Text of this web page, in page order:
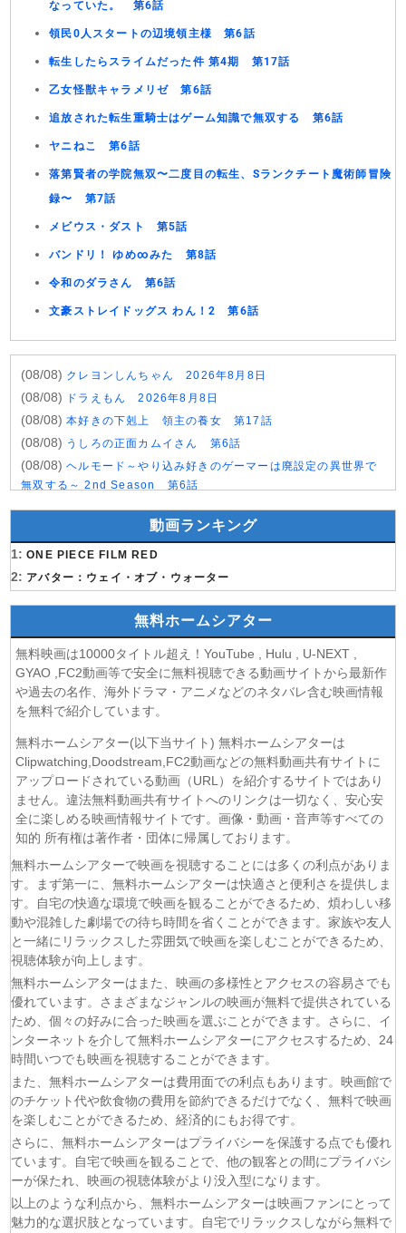
なっていた。 第6話
領民0人スタートの辺境領主様 第6話
転生したらスライムだった件 第4期 第17話
乙女怪獣キャラメリゼ 第6話
追放された転生重騎士はゲーム知識で無双する 第6話
ヤニねこ 第6話
落第賢者の学院無双〜二度目の転生、Sランクチート魔術師冒険
録〜 第7話
メビウス・ダスト 第5話
バンドリ！ ゆめ∞みた 第8話
令和のダラさん 第6話
文豪ストレイドッグス わん！2 第6話
(08/08) クレヨンしんちゃん 2026年8月8日
(08/08) ドラえもん 2026年8月8日
(08/08)本好きの下剋上 領主の養女 第17話
(08/08) うしろの正面カムイさん 第6話
(08/08)ヘルモード～やり込み好きのゲーマーは廃設定の異世界で
無双する～ 2nd Season 第6話
(08/08)晩酌の流儀５ 〜夏編〜 第6話
探偵のままでいて 第4話
(07/08)ストレンジ-伊藤潤二の夜も眠れぬ奇妙な話- 第6話
(07/08)逃げ上手の若君 第二期 第4話
うちの弟どもがすみません 第6話
(07/08)
(07/08)ここは俺に任せて先に行けと言ってから10年がたったら伝
説になっていた。 第6話
(07/08)領民0人スタートの辺境領主様 第6話
(07/08) 転生したらスライムだった件 第4期 第17話
(07/08) 金曜ロードショー 動画 2026年8月7日
(07/08)Tシャツが乾くまで 第5話
(07/08)リーガルビート ー逆転の法廷ー 第3話
(07/08)乙女怪獣キャラメリゼ 第6話
(07/08)チョッちゃん 第87話
(07/08)ひまわり 第95話
(07/08) マッサン 第19話
(07/08) 風、薫る 第95話
(07/08)夫婦と16歳〜狂気の隣人〜 第6話
(07/08)今から、親友やめようか。 第7話
(07/08)未婚詐欺 私の知らない彼の顔 第4話
(07/08)ヤニねこ 第6話
(07/08)追放された転生重騎士はゲーム知識で無双する 第6話
(06/08)
動画ランキング
1: ONE PIECE FILM RED
2: アバター：ウェイ・オブ・ウォーター
無料ホームシアター
無料映画は10000タイトル超え！YouTube , Hulu , U-NEXT ,
GYAO ,FC2動画等で安全に無料視聴できる動画サイトから最新作
や過去の名作、海外ドラマ・アニメなどのネタバレ含む映画情報
を無料で紹介しています。
無料ホームシアター(以下当サイト) 無料ホームシアターは
Clipwatching,Doodstream,FC2動画などの無料動画共有サイトに
アップロードされている動画（URL）を紹介するサイトではあり
ません。違法無料動画共有サイトへのリンクは一切なく、安心安
全に楽しめる映画情報サイトです。画像・動画・音声等すべての
知的 所有権は著作者・団体に帰属しております。
無料ホームシアターで映画を視聴することには多くの利点がありま
す。まず第一に、無料ホームシアターは快適さと便利さを提供しま
す。自宅の快適な環境で映画を観ることができるため、煩わしい移
動や混雑した劇場での待ち時間を省くことができます。家族や友人
と一緒にリラックスした雰囲気で映画を楽しむことができるため、
視聴体験が向上します。
無料ホームシアターはまた、映画の多様性とアクセスの容易さでも
優れています。さまざまなジャンルの映画が無料で提供されている
ため、個々の好みに合った映画を選ぶことができます。さらに、イ
ンターネットを介して無料ホームシアターにアクセスするため、24
時間いつでも映画を視聴することができます。
また、無料ホームシアターは費用面での利点もあります。映画館で
のチケット代や飲食物の費用を節約できるだけでなく、無料で映画
を楽しむことができるため、経済的にもお得です。
さらに、無料ホームシアターはプライバシーを保護する点でも優れ
ています。自宅で映画を観ることで、他の観客との間にプライバシ
ーが保たれ、映画の視聴体験がより没入型になります。
以上のような利点から、無料ホームシアターは映画ファンにとって
魅力的な選択肢となっています。自宅でリラックスしながら無料で